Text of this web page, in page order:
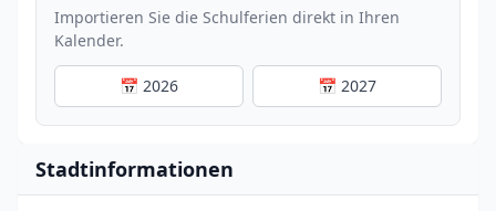
Importieren Sie die Schulferien direkt in Ihren
Kalender.
📅 2026 📅 2027
Stadtinformationen